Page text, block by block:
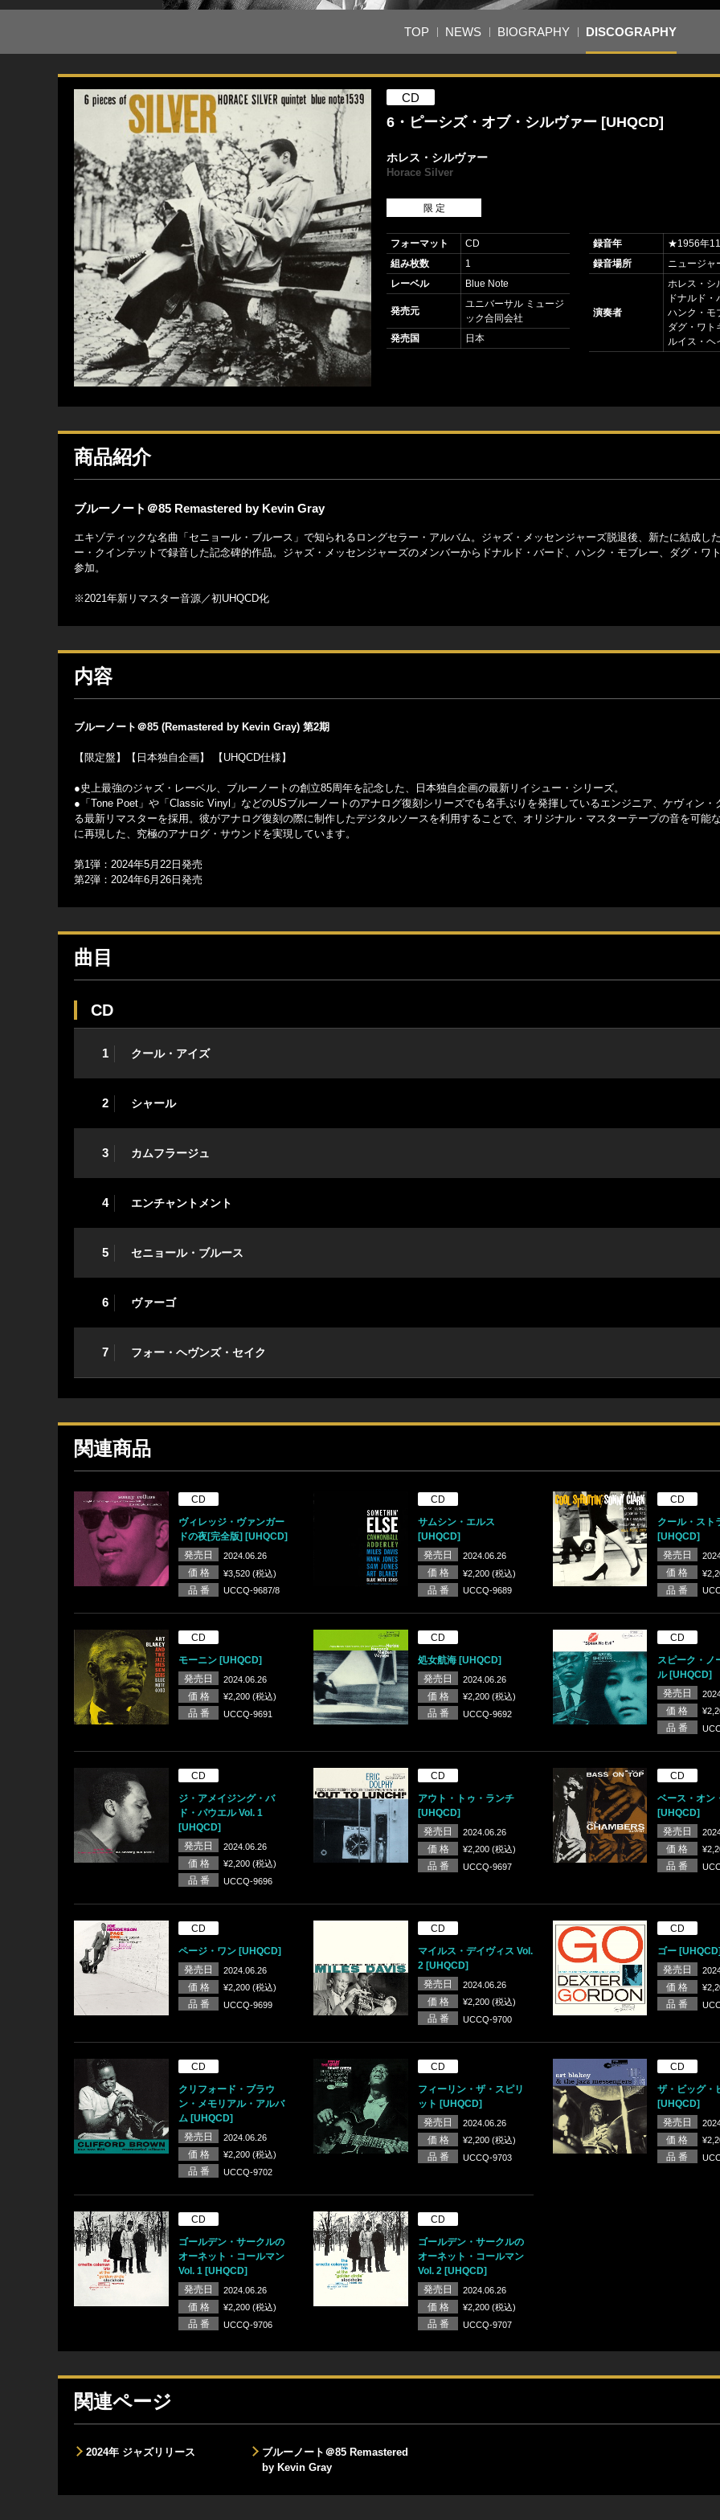
TOP NEWS BIOGRAPHY DISCOGRAPHY
CD
6・ピーシズ・オブ・シルヴァー [UHQCD]
ホレス・シルヴァー
Horace Silver
限 定
フォーマット
CD
組み枚数
1
レーベル
Blue Note
発売元
ユニバーサル ミュージ
ック合同会社
発売国
日本
録音年
★1956年11
録音場所
ニュージャ
演奏者
ホレス・シ
ドナルド・
ハンク・モ
ダグ・ワト
ルイス・ヘ
商品紹介
ブルーノート＠85 Remastered by Kevin Gray
エキゾティックな名曲「セニョール・ブルース」で知られるロングセラー・アルバム。ジャズ・メッセンジャーズ脱退後、新たに結成し
ー・クインテットで録音した記念碑的作品。ジャズ・メッセンジャーズのメンバーからドナルド・バード、ハンク・モブレー、ダグ・ワ
参加。
※2021年新リマスター音源／初UHQCD化
内容
ブルーノート＠85 (Remastered by Kevin Gray) 第2期
【限定盤】【日本独自企画】 【UHQCD仕様】
●史上最強のジャズ・レーベル、ブルーノートの創立85周年を記念した、日本独自企画の最新リイシュー・シリーズ。
●「Tone Poet」や「Classic Vinyl」などのUSブルーノートのアナログ復刻シリーズでも名手ぶりを発揮しているエンジニア、ケヴィン・
る最新リマスターを採用。彼がアナログ復刻の際に制作したデジタルソースを利用することで、オリジナル・マスターテープの音を可能
に再現した、究極のアナログ・サウンドを実現しています。
第1弾：2024年5月22日発売
第2弾：2024年6月26日発売
曲目
CD
1 クール・アイズ
2 シャール
3 カムフラージュ
4 エンチャントメント
5 セニョール・ブルース
6 ヴァーゴ
7 フォー・ヘヴンズ・セイク
関連商品
CD
ヴィレッジ・ヴァンガー
ドの夜[完全版] [UHQCD]
発売日
2024.06.26
価 格 ¥3,520 (税込)
品 番 UCCQ-9687/8
CD
サムシン・エルス
[UHQCD]
発売日
2024.06.26
価 格 ¥2,200 (税込)
品 番 UCCQ-9689
CD
クール・スト
[UHQCD]
発売日
価 格
品 番
CD
モーニン [UHQCD]
発売日
2024.06.26
価 格 ¥2,200 (税込)
品 番 UCCQ-9691
CD
処女航海 [UHQCD]
発売日
2024.06.26
価 格 ¥2,200 (税込)
品 番 UCCQ-9692
CD
スピーク・
ル [UHQCD]
発売日
価 格
品 番
CD
ジ・アメイジング・バ
ド・パウエル Vol. 1
[UHQCD]
発売日
2024.06.26
価 格 ¥2,200 (税込)
品 番 UCCQ-9696
CD
アウト・トゥ・ランチ
[UHQCD]
発売日
2024.06.26
価 格 ¥2,200 (税込)
品 番 UCCQ-9697
CD
ベース・オン
[UHQCD]
発売日
価 格
品 番
CD
ページ・ワン [UHQCD]
発売日
2024.06.26
価 格 ¥2,200 (税込)
品 番 UCCQ-9699
CD
マイルス・デイヴィス Vol.
2 [UHQCD]
発売日
2024.06.26
価 格 ¥2,200 (税込)
品 番 UCCQ-9700
CD
ゴー [UHQCD]
発売日
価 格
品 番
CD
クリフォード・ブラウ
ン・メモリアル・アルバ
ム [UHQCD]
発売日
2024.06.26
価 格 ¥2,200 (税込)
品 番 UCCQ-9702
CD
フィーリン・ザ・スピリ
ット [UHQCD]
発売日
2024.06.26
価 格 ¥2,200 (税込)
品 番 UCCQ-9703
CD
ザ・ビッグ・
[UHQCD]
発売日
価 格
品 番
CD
ゴールデン・サークルの
オーネット・コールマン
Vol. 1 [UHQCD]
発売日
2024.06.26
価 格 ¥2,200 (税込)
品 番 UCCQ-9706
CD
ゴールデン・サークルの
オーネット・コールマン
Vol. 2 [UHQCD]
発売日
2024.06.26
価 格 ¥2,200 (税込)
品 番 UCCQ-9707
関連ページ
2024年 ジャズリリース
ブルーノート＠85 Remastered
by Kevin Gray